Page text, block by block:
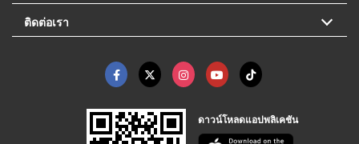
ติดต่อเรา
ดาวน์โหลดแอปพลิเคชัน